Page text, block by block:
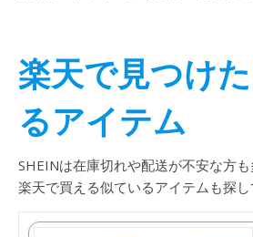
楽天で見つけ
るアイテム
SHEINは在庫切れや配送が不安な方も
楽天で買える似ているアイテムも探